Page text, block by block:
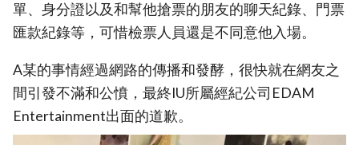
單、身分證以及和幫他搶票的朋友的聊天紀錄、門票
匯款紀錄等，可惜檢票人員還是不同意他入場。
A某的事情經過網路的傳播和發酵，很快就在網友之
間引發不滿和公憤，最終IU所屬經紀公司EDAM
Entertainment出面的道歉。